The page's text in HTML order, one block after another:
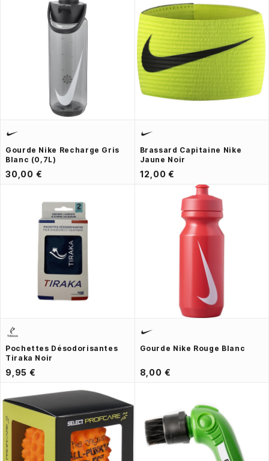
Gourde Nike Recharge Gris
Blanc (0,7L)
30,00 €
Brassard Capitaine Nike
Jaune Noir
12,00 €
Pochettes Désodorisantes
Tiraka Noir
9,95 €
Gourde Nike Rouge Blanc
8,00 €